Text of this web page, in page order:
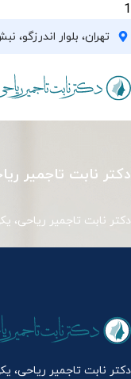
1
تهران، بلوار اندرزگو، نبش خیابان
دکتر نابت تاجمیر
دکتر نابت تاجمیر
دکتر نابت تاجمیر